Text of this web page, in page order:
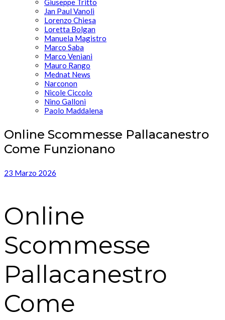
Giuseppe Tritto
Jan Paul Vanoli
Lorenzo Chiesa
Loretta Bolgan
Manuela Magistro
Marco Saba
Marco Veniani
Mauro Rango
Mednat News
Narconon
Nicole Ciccolo
Nino Galloni
Paolo Maddalena
Online Scommesse Pallacanestro
Come Funzionano
23 Marzo 2026
Online
Scommesse
Pallacanestro
Come